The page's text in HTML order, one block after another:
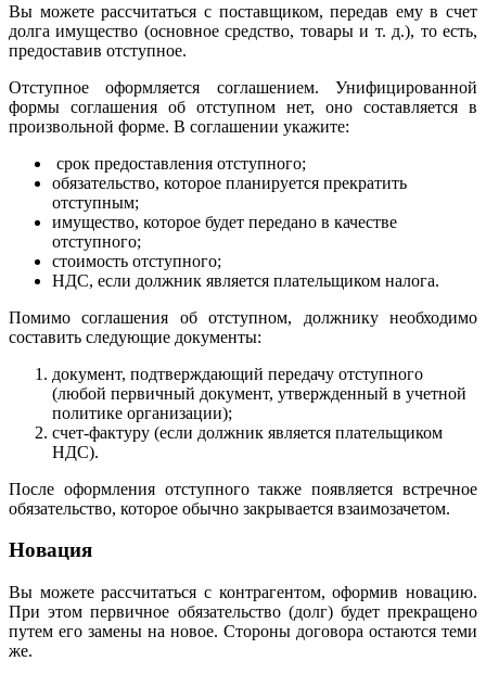
Вы можете рассчитаться с поставщиком, передав ему в счет
долга имущество (основное средство, товары и т. д.), то есть,
предоставив отступное.
Отступное оформляется соглашением. Унифицированной
формы соглашения об отступном нет, оно составляется в
произвольной форме. В соглашении укажите:
срок предоставления отступного;
обязательство, которое планируется прекратить
отступным;
имущество, которое будет передано в качестве
отступного;
стоимость отступного;
НДС, если должник является плательщиком налога.
Помимо соглашения об отступном, должнику необходимо
составить следующие документы:
документ, подтверждающий передачу отступного
(любой первичный документ, утвержденный в учетной
политике организации);
счет-фактуру (если должник является плательщиком
НДС).
После оформления отступного также появляется встречное
обязательство, которое обычно закрывается взаимозачетом.
Новация
Вы можете рассчитаться с контрагентом, оформив новацию.
При этом первичное обязательство (долг) будет прекращено
путем его замены на новое. Стороны договора остаются теми
же.